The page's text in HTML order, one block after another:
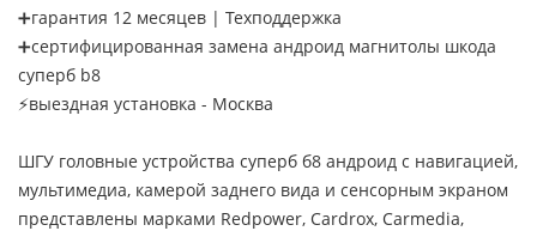
➕гарантия 12 месяцев | Техподдержка
➕сертифицированная замена андроид магнитолы шкода
суперб b8
⚡выездная установка - Москва
ШГУ головные устройства суперб б8 андроид с навигацией,
мультимедиа, камерой заднего вида и сенсорным экраном
представлены марками Redpower, Cardrox, Carmedia,